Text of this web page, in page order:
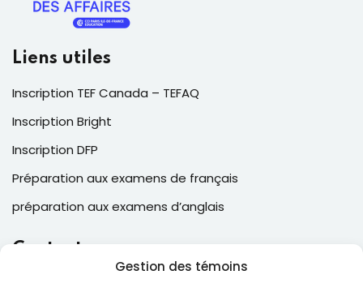
Gestion des témoins
Liens utiles
Inscription TEF Canada – TEFAQ
Inscription Bright
Inscription DFP
Préparation aux examens de français
préparation aux examens d’anglais
Contacts